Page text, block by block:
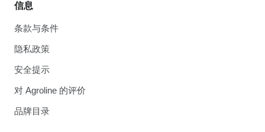
信息
条款与条件
隐私政策
安全提示
对 Agroline 的评价
品牌目录